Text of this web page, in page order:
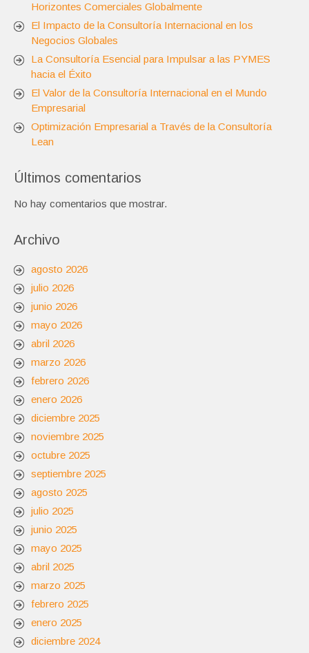
Horizontes Comerciales Globalmente
El Impacto de la Consultoría Internacional en los
Negocios Globales
La Consultoría Esencial para Impulsar a las PYMES
hacia el Éxito
El Valor de la Consultoría Internacional en el Mundo
Empresarial
Optimización Empresarial a Través de la Consultoría
Lean
Últimos comentarios
No hay comentarios que mostrar.
Archivo
agosto 2026
julio 2026
junio 2026
mayo 2026
abril 2026
marzo 2026
febrero 2026
enero 2026
diciembre 2025
noviembre 2025
octubre 2025
septiembre 2025
agosto 2025
julio 2025
junio 2025
mayo 2025
abril 2025
marzo 2025
febrero 2025
enero 2025
diciembre 2024